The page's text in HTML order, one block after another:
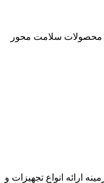
و محصولات سلامت محور
ارائه انواع تجهیزات و